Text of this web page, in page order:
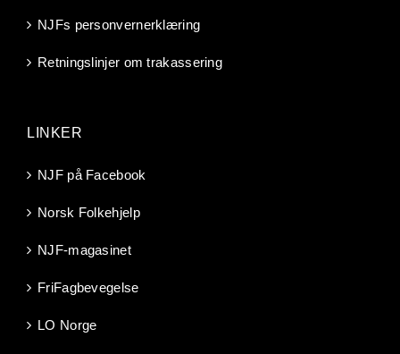
NJFs personvernerklæring
Retningslinjer om trakassering
LINKER
NJF på Facebook
Norsk Folkehjelp
NJF-magasinet
FriFagbevegelse
LO Norge